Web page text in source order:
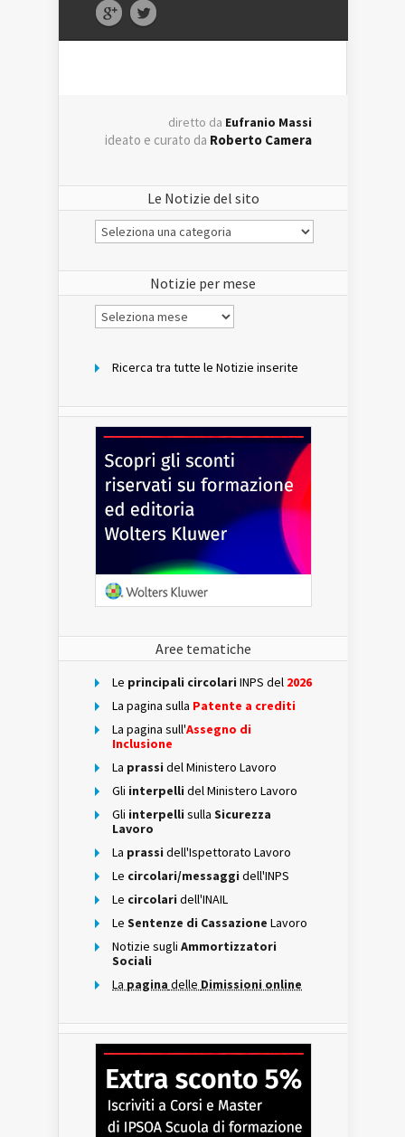
diretto da Eufranio Massi
ideato e curato da Roberto Camera
Le Notizie del sito
Le
Notizie
Notizie per mese
Notizie
per
Ricerca tra tutte le Notizie inserite
Aree tematiche
Le principali circolari INPS del 2026
La pagina sulla Patente a crediti
La pagina sull'Assegno di
Inclusione
La prassi del Ministero Lavoro
Gli interpelli del Ministero Lavoro
Gli interpelli sulla Sicurezza
Lavoro
La prassi dell'Ispettorato Lavoro
Le circolari/messaggi dell'INPS
Le circolari dell'INAIL
Le Sentenze di Cassazione Lavoro
Notizie sugli Ammortizzatori
Sociali
La pagina delle Dimissioni online